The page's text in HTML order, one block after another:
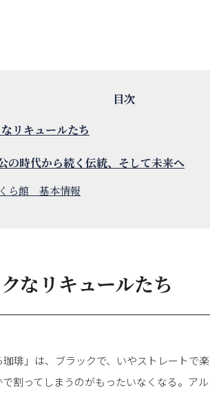
リキュールたち
の時代から続く伝統、そして未来へ
ら館 基本情報
なリキュールたち
琲」は、ブラックで、いやストレートで
割ってしまうのがもったいなくなる。ア